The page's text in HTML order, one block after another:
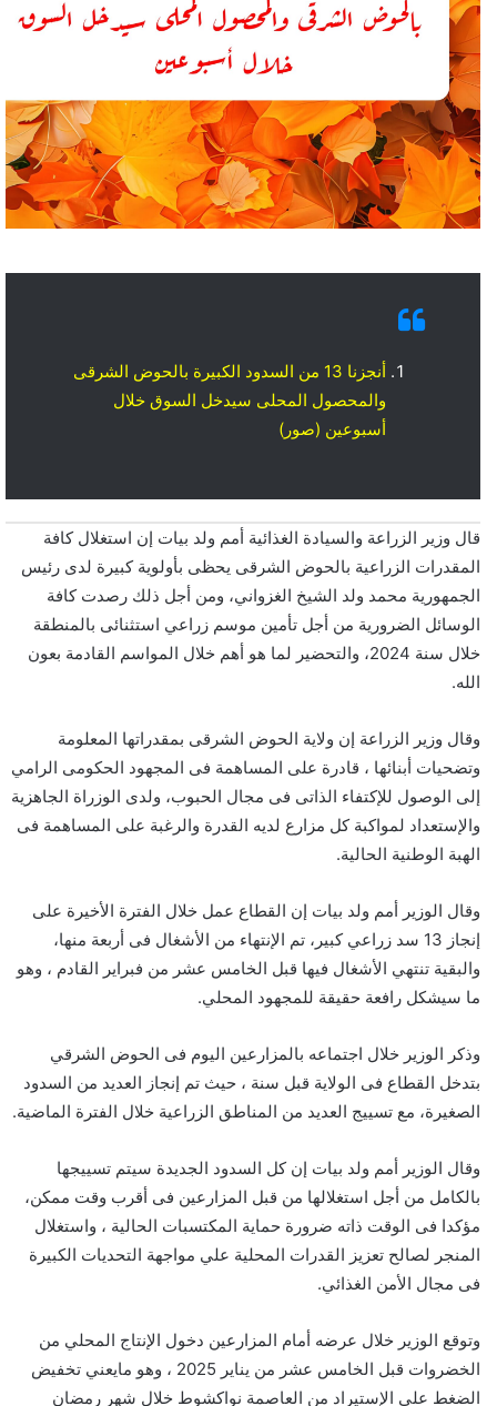
أنجزنا 13 من السدود الكبيرة بالحوض الشرقى
والمحصول المحلى سيدخل السوق خلال
أسبوعين (صور)
قال وزير الزراعة والسيادة الغذائية أمم ولد بيات إن استغلال كافة
المقدرات الزراعية بالحوض الشرقى يحظى بأولوية كبيرة لدى رئيس
الجمهورية محمد ولد الشيخ الغزواني، ومن أجل ذلك رصدت كافة
الوسائل الضرورية من أجل تأمين موسم زراعي استثنائى بالمنطقة
خلال سنة 2024، والتحضير لما هو أهم خلال المواسم القادمة بعون
الله.
وقال وزير الزراعة إن ولاية الحوض الشرقى بمقدراتها المعلومة
وتضحيات أبنائها ، قادرة على المساهمة فى المجهود الحكومى الرامي
إلى الوصول للإكتفاء الذاتى فى مجال الحبوب، ولدى الوزراة الجاهزية
والإستعداد لمواكبة كل مزارع لديه القدرة والرغبة على المساهمة فى
الهبة الوطنية الحالية.
وقال الوزير أمم ولد بيات إن القطاع عمل خلال الفترة الأخيرة على
إنجاز 13 سد زراعي كبير، تم الإنتهاء من الأشغال فى أربعة منها،
والبقية تنتهي الأشغال فيها قبل الخامس عشر من فبراير القادم ، وهو
ما سيشكل رافعة حقيقة للمجهود المحلي.
وذكر الوزير خلال اجتماعه بالمزارعين اليوم فى الحوض الشرقي
بتدخل القطاع فى الولاية قبل سنة ، حيث تم إنجاز العديد من السدود
الصغيرة، مع تسييج العديد من المناطق الزراعية خلال الفترة الماضية.
وقال الوزير أمم ولد بيات إن كل السدود الجديدة سيتم تسييجها
بالكامل من أجل استغلالها من قبل المزارعين فى أقرب وقت ممكن،
مؤكدا فى الوقت ذاته ضرورة حماية المكتسبات الحالية ، واستغلال
المنجر لصالح تعزيز القدرات المحلية علي مواجهة التحديات الكبيرة
فى مجال الأمن الغذائي.
وتوقع الوزير خلال عرضه أمام المزارعين دخول الإنتاج المحلي من
الخضروات قبل الخامس عشر من يناير 2025 ، وهو مايعني تخفيض
الضغط على الإستيراد من العاصمة نواكشوط خلال شهر رمضان